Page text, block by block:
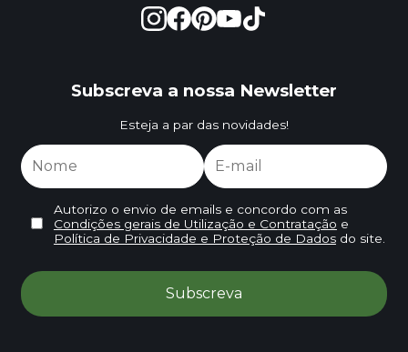
Subscreva a nossa Newsletter
Esteja a par das novidades!
Autorizo o envio de emails e concordo com as
Condições gerais de Utilização e Contratação e
Política de Privacidade e Proteção de Dadosdo site.